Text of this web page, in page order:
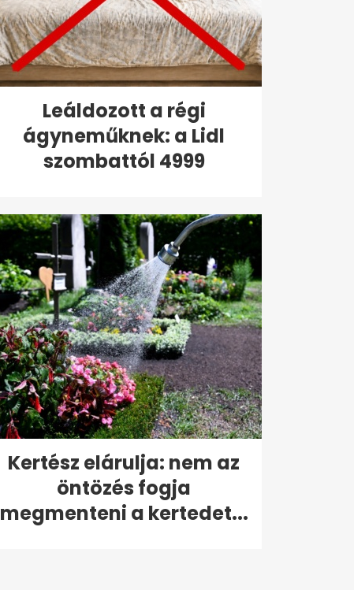
Leáldozott a régi
ágyneműknek: a Lidl
szombattól 4999
Kertész elárulja: nem az
öntözés fogja
megmenteni a kertedet...